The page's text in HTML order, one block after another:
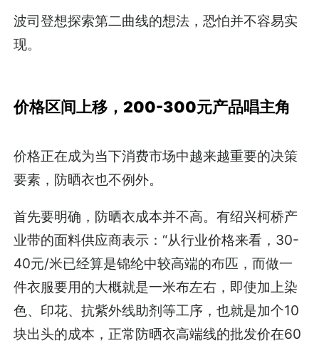
波司登想探索第二曲线的想法，恐怕并不容易实
现。
价格区间上移，200-300元产品唱主角
价格正在成为当下消费市场中越来越重要的决策
要素，防晒衣也不例外。
首先要明确，防晒衣成本并不高。有绍兴柯桥产
业带的面料供应商表示：“从行业价格来看，30-
40元/米已经算是锦纶中较高端的布匹，而做一
件衣服要用的大概就是一米布左右，即使加上染
色、印花、抗紫外线助剂等工序，也就是加个10
块出头的成本，正常防晒衣高端线的批发价在60